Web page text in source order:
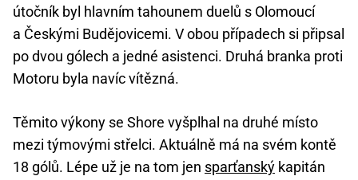
útočník byl hlavním tahounem duelů s Olomoucí
a Českými Budějovicemi. V obou případech si připsal
po dvou gólech a jedné asistenci. Druhá branka proti
Motoru byla navíc vítězná.
Těmito výkony se Shore vyšplhal na druhé místo
mezi týmovými střelci. Aktuálně má na svém kontě
18 gólů. Lépe už je na tom jen sparťanský kapitán